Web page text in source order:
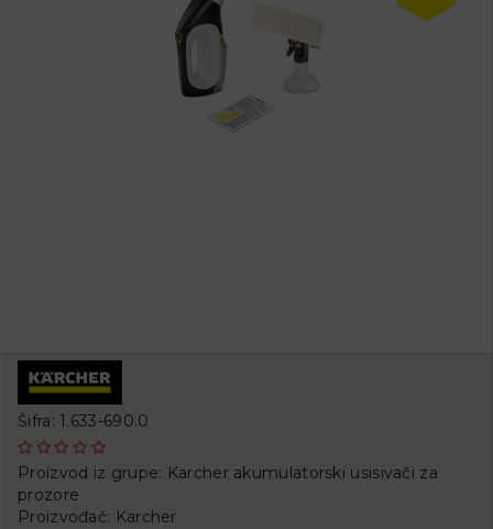
Šifra: 1.633-690.0
Proizvod iz grupe: Karcher akumulatorski usisivači za
prozore
Proizvođač: Karcher